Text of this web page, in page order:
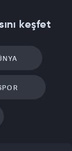
keşfet